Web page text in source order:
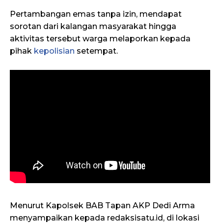
Pertambangan emas tanpa izin, mendapat
sorotan dari kalangan masyarakat hingga
aktivitas tersebut warga melaporkan kepada
pihak kepolisian setempat.
Menurut Kapolsek BAB Tapan AKP Dedi Arma
menyampaikan kepada redaksisatu.id, di lokasi